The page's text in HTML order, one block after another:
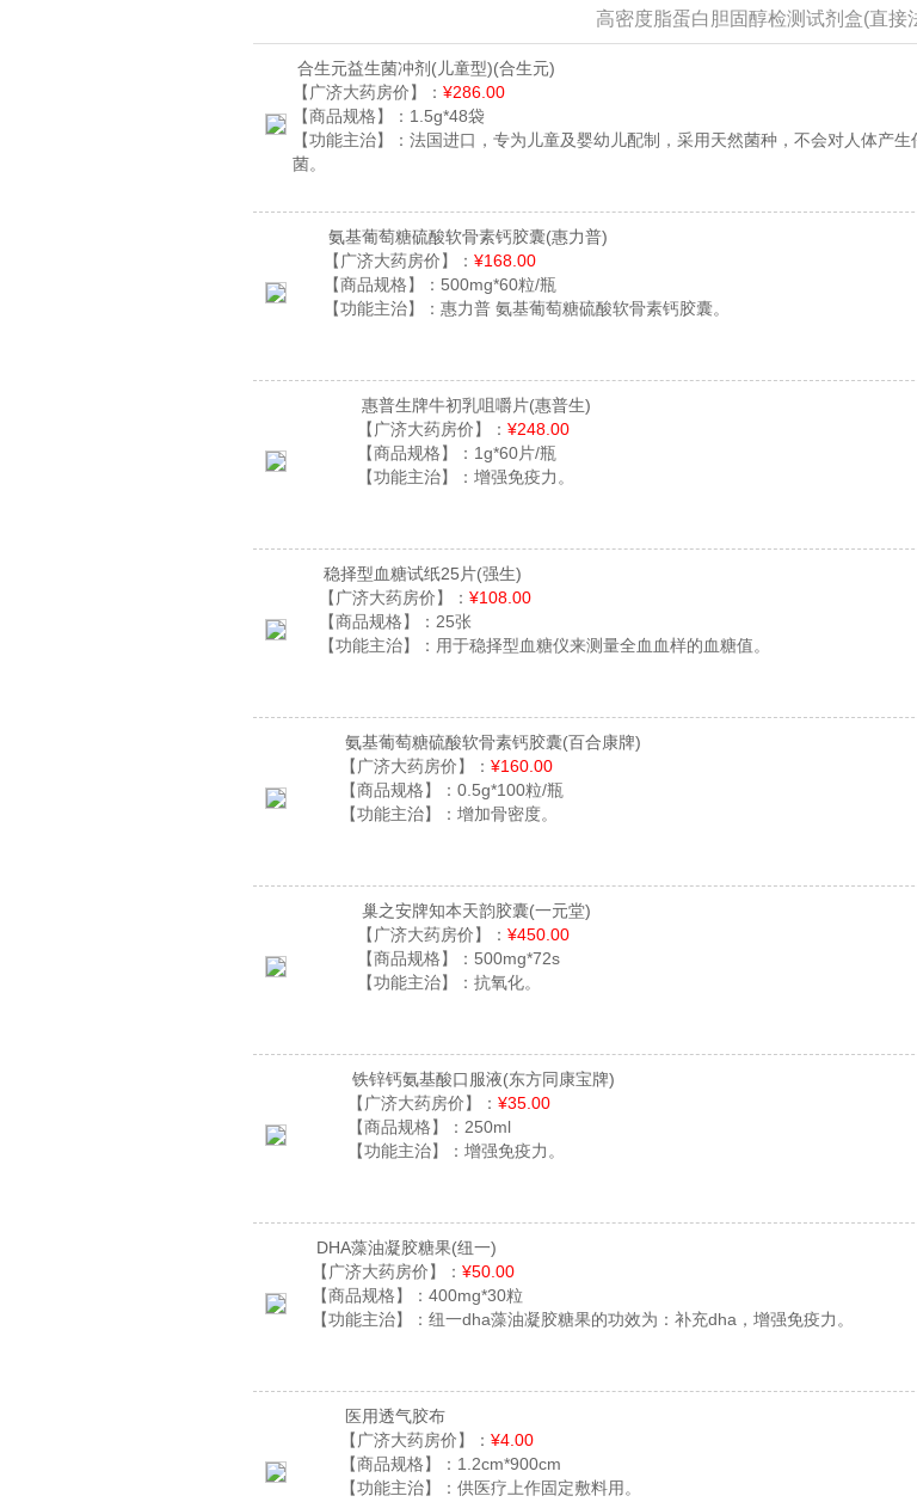
高密度脂蛋白胆固醇检测试剂盒(直接
合生元益生菌冲剂(儿童型)(合生元)
【广济大药房价】： ¥286.00
【商品规格】： 1.5g*48袋
【功能主治】： 法国进口，专为儿童及婴幼儿配制，采用天然菌种，不会对人体产
菌。
氨基葡萄糖硫酸软骨素钙胶囊(惠力普)
【广济大药房价】： ¥168.00
【商品规格】： 500mg*60粒/瓶
【功能主治】： 惠力普 氨基葡萄糖硫酸软骨素钙胶囊。
惠普生牌牛初乳咀嚼片(惠普生)
【广济大药房价】： ¥248.00
【商品规格】： 1g*60片/瓶
【功能主治】： 增强免疫力。
稳择型血糖试纸25片(强生)
【广济大药房价】： ¥108.00
【商品规格】： 25张
【功能主治】： 用于稳择型血糖仪来测量全血血样的血糖值。
氨基葡萄糖硫酸软骨素钙胶囊(百合康牌)
【广济大药房价】： ¥160.00
【商品规格】： 0.5g*100粒/瓶
【功能主治】： 增加骨密度。
巢之安牌知本天韵胶囊(一元堂)
【广济大药房价】： ¥450.00
【商品规格】： 500mg*72s
【功能主治】： 抗氧化。
铁锌钙氨基酸口服液(东方同康宝牌)
【广济大药房价】： ¥35.00
【商品规格】： 250ml
【功能主治】： 增强免疫力。
DHA藻油凝胶糖果(纽一)
【广济大药房价】： ¥50.00
【商品规格】： 400mg*30粒
【功能主治】： 纽一dha藻油凝胶糖果的功效为：补充dha，增强免疫力。
医用透气胶布
【广济大药房价】： ¥4.00
【商品规格】： 1.2cm*900cm
【功能主治】： 供医疗上作固定敷料用。